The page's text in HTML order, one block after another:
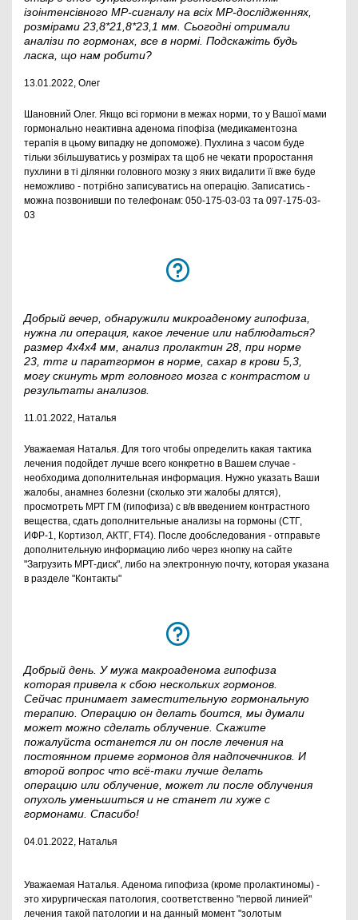
ізоінтенсівного МР-сигналу на всіх МР-дослідженнях,
розмірами 23,8*21,8*23,1 мм. Сьогодні отримали
аналізи по гормонах, все в нормі. Подскажіть будь
ласка, що нам робити?
13.01.2022, Олег
Шановний Олег. Якщо всі гормони в межах норми, то у Вашої мами
гормонально неактивна аденома гіпофіза (медикаментозна
терапія в цьому випадку не допоможе). Пухлина з часом буде
тільки збільшуватись у розмірах та щоб не чекати проростання
пухлини в ті ділянки головного мозку з яких видалити її вже буде
неможливо - потрібно записуватись на операцію. Записатись -
можна позвонивши по телефонам: 050-175-03-03 та 097-175-03-
03
Добрый вечер, обнаружили микроаденому гипофиза,
нужна ли операция, какое лечение или наблюдаться?
размер 4х4х4 мм, анализ пролактин 28, при норме
23, ттг и паратгормон в норме, сахар в крови 5,3,
могу скинуть мрт головного мозга с контрастом и
результаты анализов.
11.01.2022, Наталья
Уважаемая Наталья. Для того чтобы определить какая тактика
лечения подойдет лучше всего конкретно в Вашем случае -
необходима дополнительная информация. Нужно указать Ваши
жалобы, анамнез болезни (сколько эти жалобы длятся),
просмотреть МРТ ГМ (гипофиза) с в/в введением контрастного
вещества, сдать дополнительные анализы на гормоны (СТГ,
ИФР-1, Кортизол, АКТГ, FT4). После дообследования - отправьте
дополнительную информацию либо через кнопку на сайте
"Загрузить МРТ-диск", либо на электронную почту, которая указана
в разделе "Контакты"
Добрый день. У мужа макроаденома гипофиза
которая привела к сбою нескольких гормонов.
Сейчас принимает заместительную гормональную
терапию. Операцию он делать боится, мы думали
может можно сделать облучение. Скажите
пожалуйста останется ли он после лечения на
постоянном приеме гормонов для надпочечников. И
второй вопрос что всё-таки лучше делать
операцию или облучение, может ли после облучения
опухоль уменьшиться и не станет ли хуже с
гормонами. Спасибо!
04.01.2022, Наталья
Уважаемая Наталья. Аденома гипофиза (кроме пролактиномы) -
это хирургическая патология, соответственно "первой линией"
лечения такой патологии и на данный момент "золотым